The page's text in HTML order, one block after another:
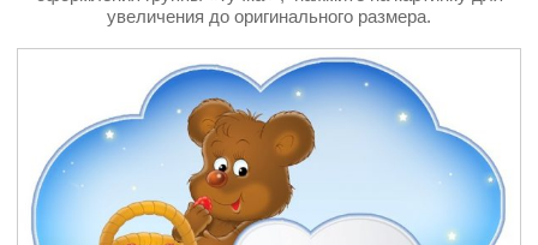
увеличения до оригинального размера.